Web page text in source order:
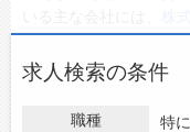
【初めての方へ】
長野県の求人検索で選
転職支援サービスにつ
株
ヒューマンインデック
り、ご希望の条件に合
長野県の地域密着型の
のアルバイト・パート
求人検索の条件
職種
特